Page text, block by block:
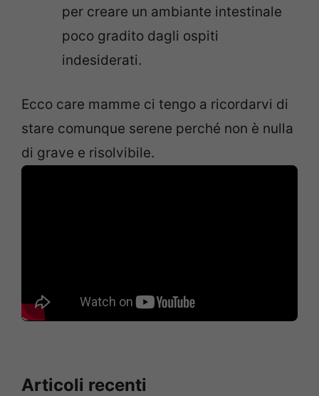
per creare un ambiante intestinale
poco gradito dagli ospiti
indesiderati.
Ecco care mamme ci tengo a ricordarvi di
stare comunque serene perché non è nulla
di grave e risolvibile.
Articoli recenti